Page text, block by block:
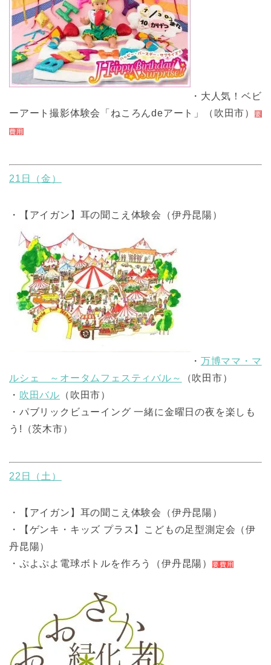
・大人気！ベビ
ーアート撮影体験会「ねころんdeアート」（吹田市）
要
費用
21日（金）
・【アイガン】耳の聞こえ体験会（伊丹昆陽）
・ 万博ママ・マ
ルシェ ～オータムフェスティバル～
（吹田市）
・ 吹田バル （吹田市）
・パブリックビューイング 一緒に金曜日の夜を楽しも
う!（茨木市）
22日（土）
・【アイガン】耳の聞こえ体験会（伊丹昆陽）
・【ゲンキ・キッズ プラス】こどもの足型測定会（伊
丹昆陽）
・ぷよぷよ電球ボトルを作ろう（伊丹昆陽）
要費用